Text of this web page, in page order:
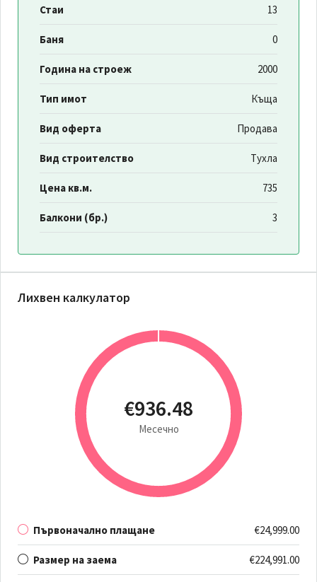
Стаи 13
Баня 0
Година на строеж 2000
Тип имот Къща
Вид оферта Продава
Вид строителство Тухла
Цена кв.м. 735
Балкони (бр.) 3
Лихвен калкулатор
€936.48
Месечно
Първоначално плащане €24,999.00
Размер на заема €224,991.00